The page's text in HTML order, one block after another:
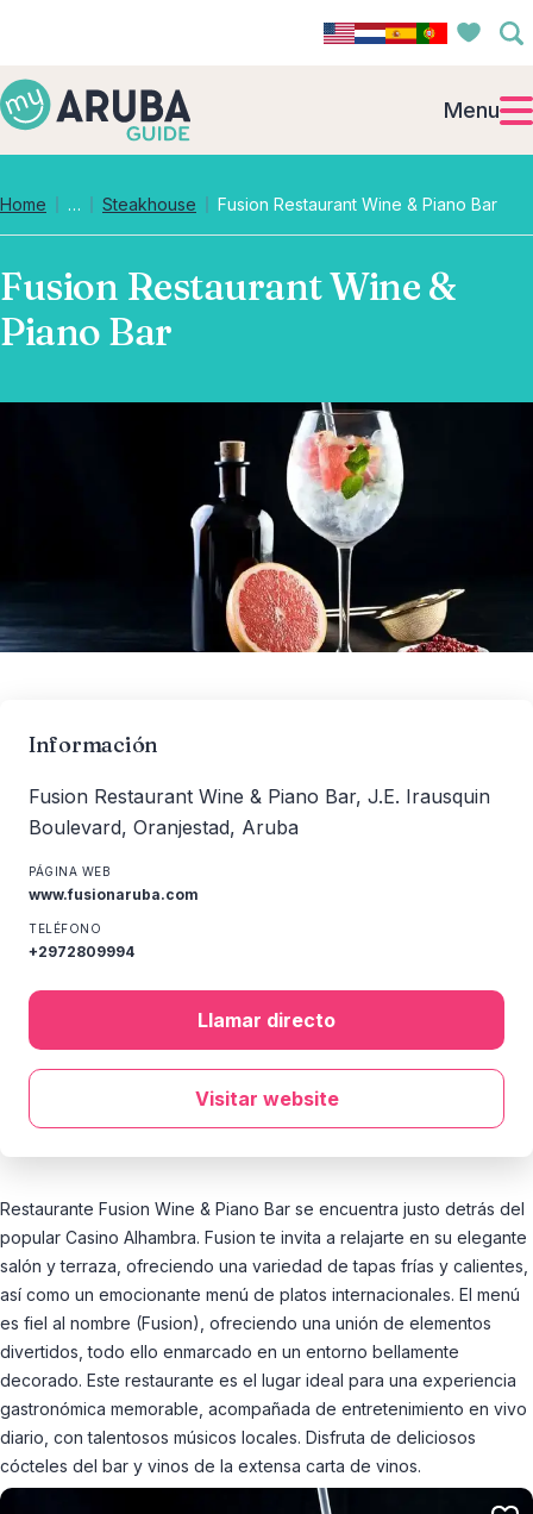
Menu
Home … Collapsed breadcrumb levels
Steakhouse Fusion Restaurant Wine & Piano Bar
Fusion Restaurant Wine &
Piano Bar
Restaurante Fusion Wine & Piano Bar se encuentra justo detrás del
popular Casino Alhambra. Fusion te invita a relajarte en su elegante
salón y terraza, ofreciendo una variedad de tapas frías y calientes,
así como un emocionante menú de platos internacionales. El menú
es fiel al nombre (Fusion), ofreciendo una unión de elementos
divertidos, todo ello enmarcado en un entorno bellamente
decorado. Este restaurante es el lugar ideal para una experiencia
gastronómica memorable, acompañada de entretenimiento en vivo
diario, con talentosos músicos locales. Disfruta de deliciosos
cócteles del bar y vinos de la extensa carta de vinos.
Información
Fusion Restaurant Wine & Piano Bar, J.E. Irausquin
Boulevard, Oranjestad, Aruba
PÁGINA WEB
www.fusionaruba.com
TELÉFONO
+2972809994
Llamar directo
Visitar website